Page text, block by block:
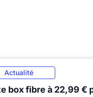
Actualité
box fibre à 22,99 €